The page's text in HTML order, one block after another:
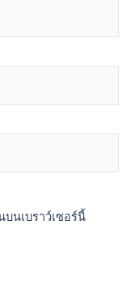
นเบราว์เซอร์นี้